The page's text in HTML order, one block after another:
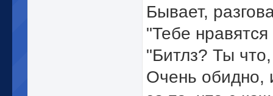
Бывает,
"Тебе
"Битлз? Ты
Очень обидно,